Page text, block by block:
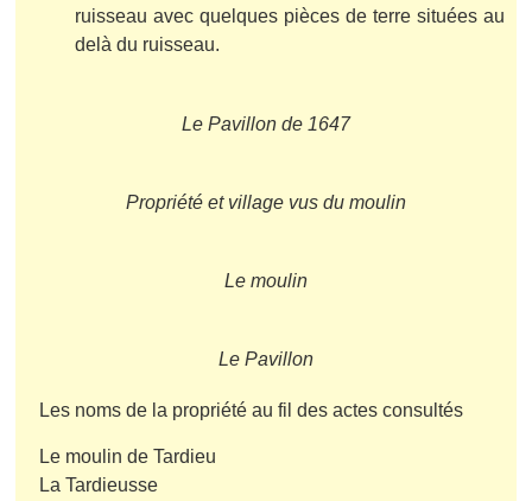
ruisseau avec quelques pièces de terre situées au
delà du ruisseau.
Le Pavillon de 1647
Propriété et village vus du moulin
Le moulin
Le Pavillon
Les noms de la propriété au fil des actes consultés
Le moulin de Tardieu
La Tardieusse